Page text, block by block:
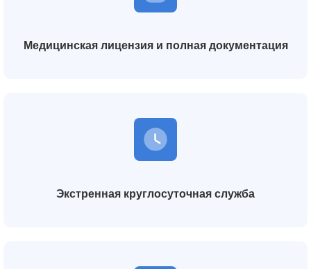
Медицинская лицензия и полная документация
Экстренная круглосуточная служба